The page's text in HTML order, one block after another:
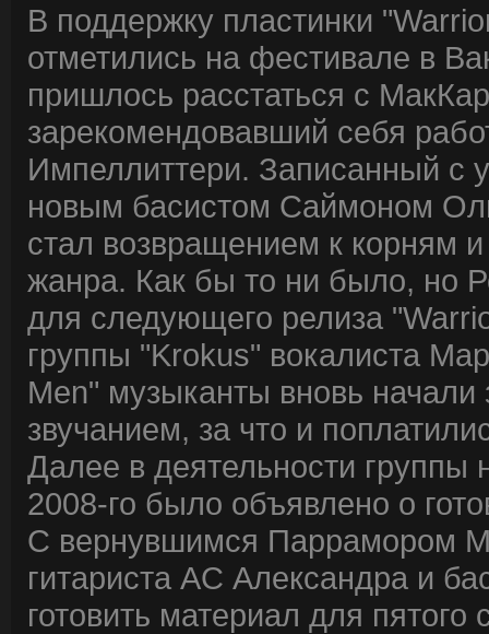
В поддержку пластинки
отметились на фестивале в
пришлось расстаться с
зарекомендовавший себя
Импеллиттери. Записанный с
новым басистом Саймоном
стал возвращением к корням
жанра. Как бы то ни было, но
для следующего релиза
группы "Krokus" вокалиста
Men" музыканты вновь
звучанием, за что и
Далее в деятельности группы
2008-го было объявлено о
С вернувшимся Паррамором
гитариста AC Александра и
готовить материал для пятого